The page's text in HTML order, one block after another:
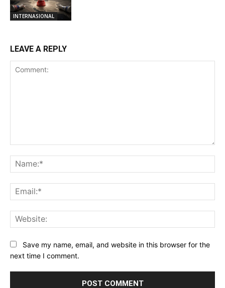
INTERNASIONAL
LEAVE A REPLY
Save my name, email, and website in this browser for the
next time I comment.